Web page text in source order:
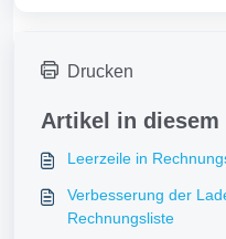
Drucken
Artikel in diesem
Leerzeile in
Verbesserung der
Rechnungsliste